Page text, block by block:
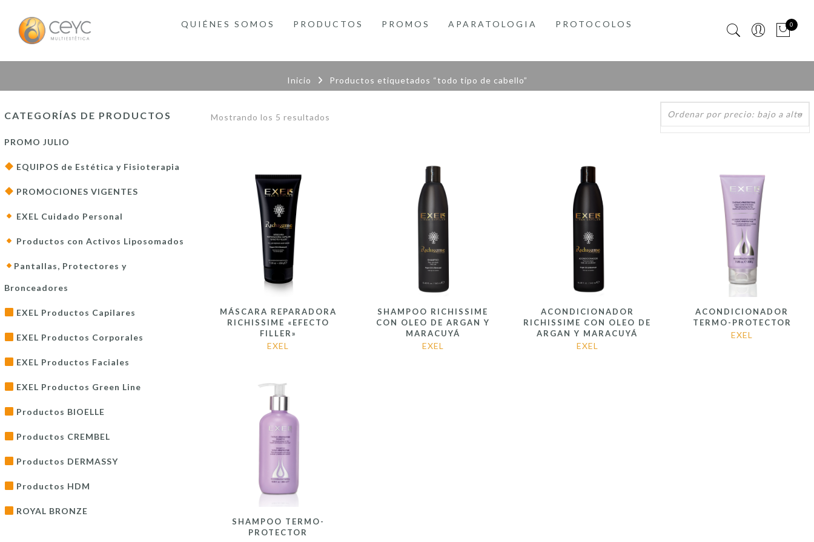
QUIÉNES SOMOS PRODUCTOS PROMOS APARATOLOGIA PROTOCOLOS 0
Inicio Productos etiquetados “todo tipo de cabello”
Mostrando los 5 resultados
MÁSCARA REPARADORA
RICHISSIME «EFECTO
FILLER»
EXEL
SHAMPOO RICHISSIME
CON OLEO DE ARGAN Y
MARACUYÁ
EXEL
ACONDICIONADOR
RICHISSIME CON OLEO DE
ARGAN Y MARACUYÁ
EXEL
ACONDICIONADOR
TERMO-PROTECTOR
EXEL
SHAMPOO TERMO-
PROTECTOR
CATEGORÍAS DE PRODUCTOS
PROMO JULIO
EQUIPOS de Estética y Fisioterapia
PROMOCIONES VIGENTES
EXEL Cuidado Personal
Productos con Activos Liposomados
Pantallas, Protectores y
Bronceadores
EXEL Productos Capilares
EXEL Productos Corporales
EXEL Productos Faciales
EXEL Productos Green Line
Productos BIOELLE
Productos CREMBEL
Productos DERMASSY
Productos HDM
ROYAL BRONZE